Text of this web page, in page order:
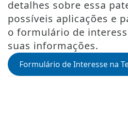
detalhes sobre essa
possíveis aplicações e
o formulário de
suas informações.
Formulário de Interesse na